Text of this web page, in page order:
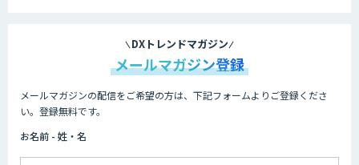
DXトレンドマガジン
メールマガジン登録
メールマガジンの配信をご希望の方は、下記フォームよりご登録くださ
い。登録無料です。
お名前 - 姓・名